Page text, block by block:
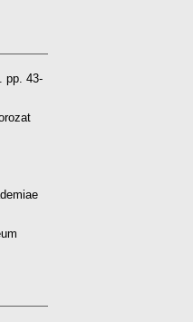
pp. 43-